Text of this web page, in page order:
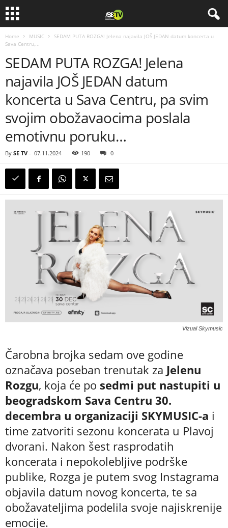
Home MUSIC
SEDAM PUTA ROZGA! Jelena najavila JOŠ JEDAN datum koncerta u
Sava Centru,...
SEDAM PUTA ROZGA! Jelena
najavila JOŠ JEDAN datum
koncerta u Sava Centru, pa svim
svojim obožavaocima poslala
emotivnu poruku…
By SE TV - 07.11.2024 190 0
Vizual Skymusic
Čarobna brojka sedam ove godine
označava poseban trenutak za Jelenu
Rozgu, koja će po sedmi put nastupiti u
beogradskom Sava Centru 30.
decembra u organizaciji SKYMUSIC-a i
time zatvoriti sezonu koncerata u Plavoj
dvorani. Nakon šest rasprodatih
koncerata i nepokolebljive podrške
publike, Rozga je putem svog Instagrama
objavila datum novog koncerta, te sa
obožavateljima podelila svoje najiskrenije
emocije.